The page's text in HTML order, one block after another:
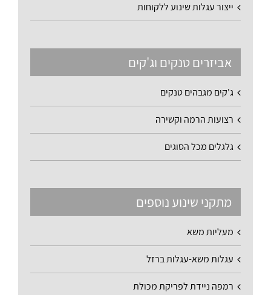
ייצור עגלות שינוע ללקוחות
אביזרים טנקים וג'קים
ג'קים מגבהים טנקים
רצועות הרמה וקשירה
גלגלים מכל הסוגים
מתקני שינוע נוספים
מעליות משא
עגלות משא-עגלות ברזל
רמפה ניידת לפריקת מכולת